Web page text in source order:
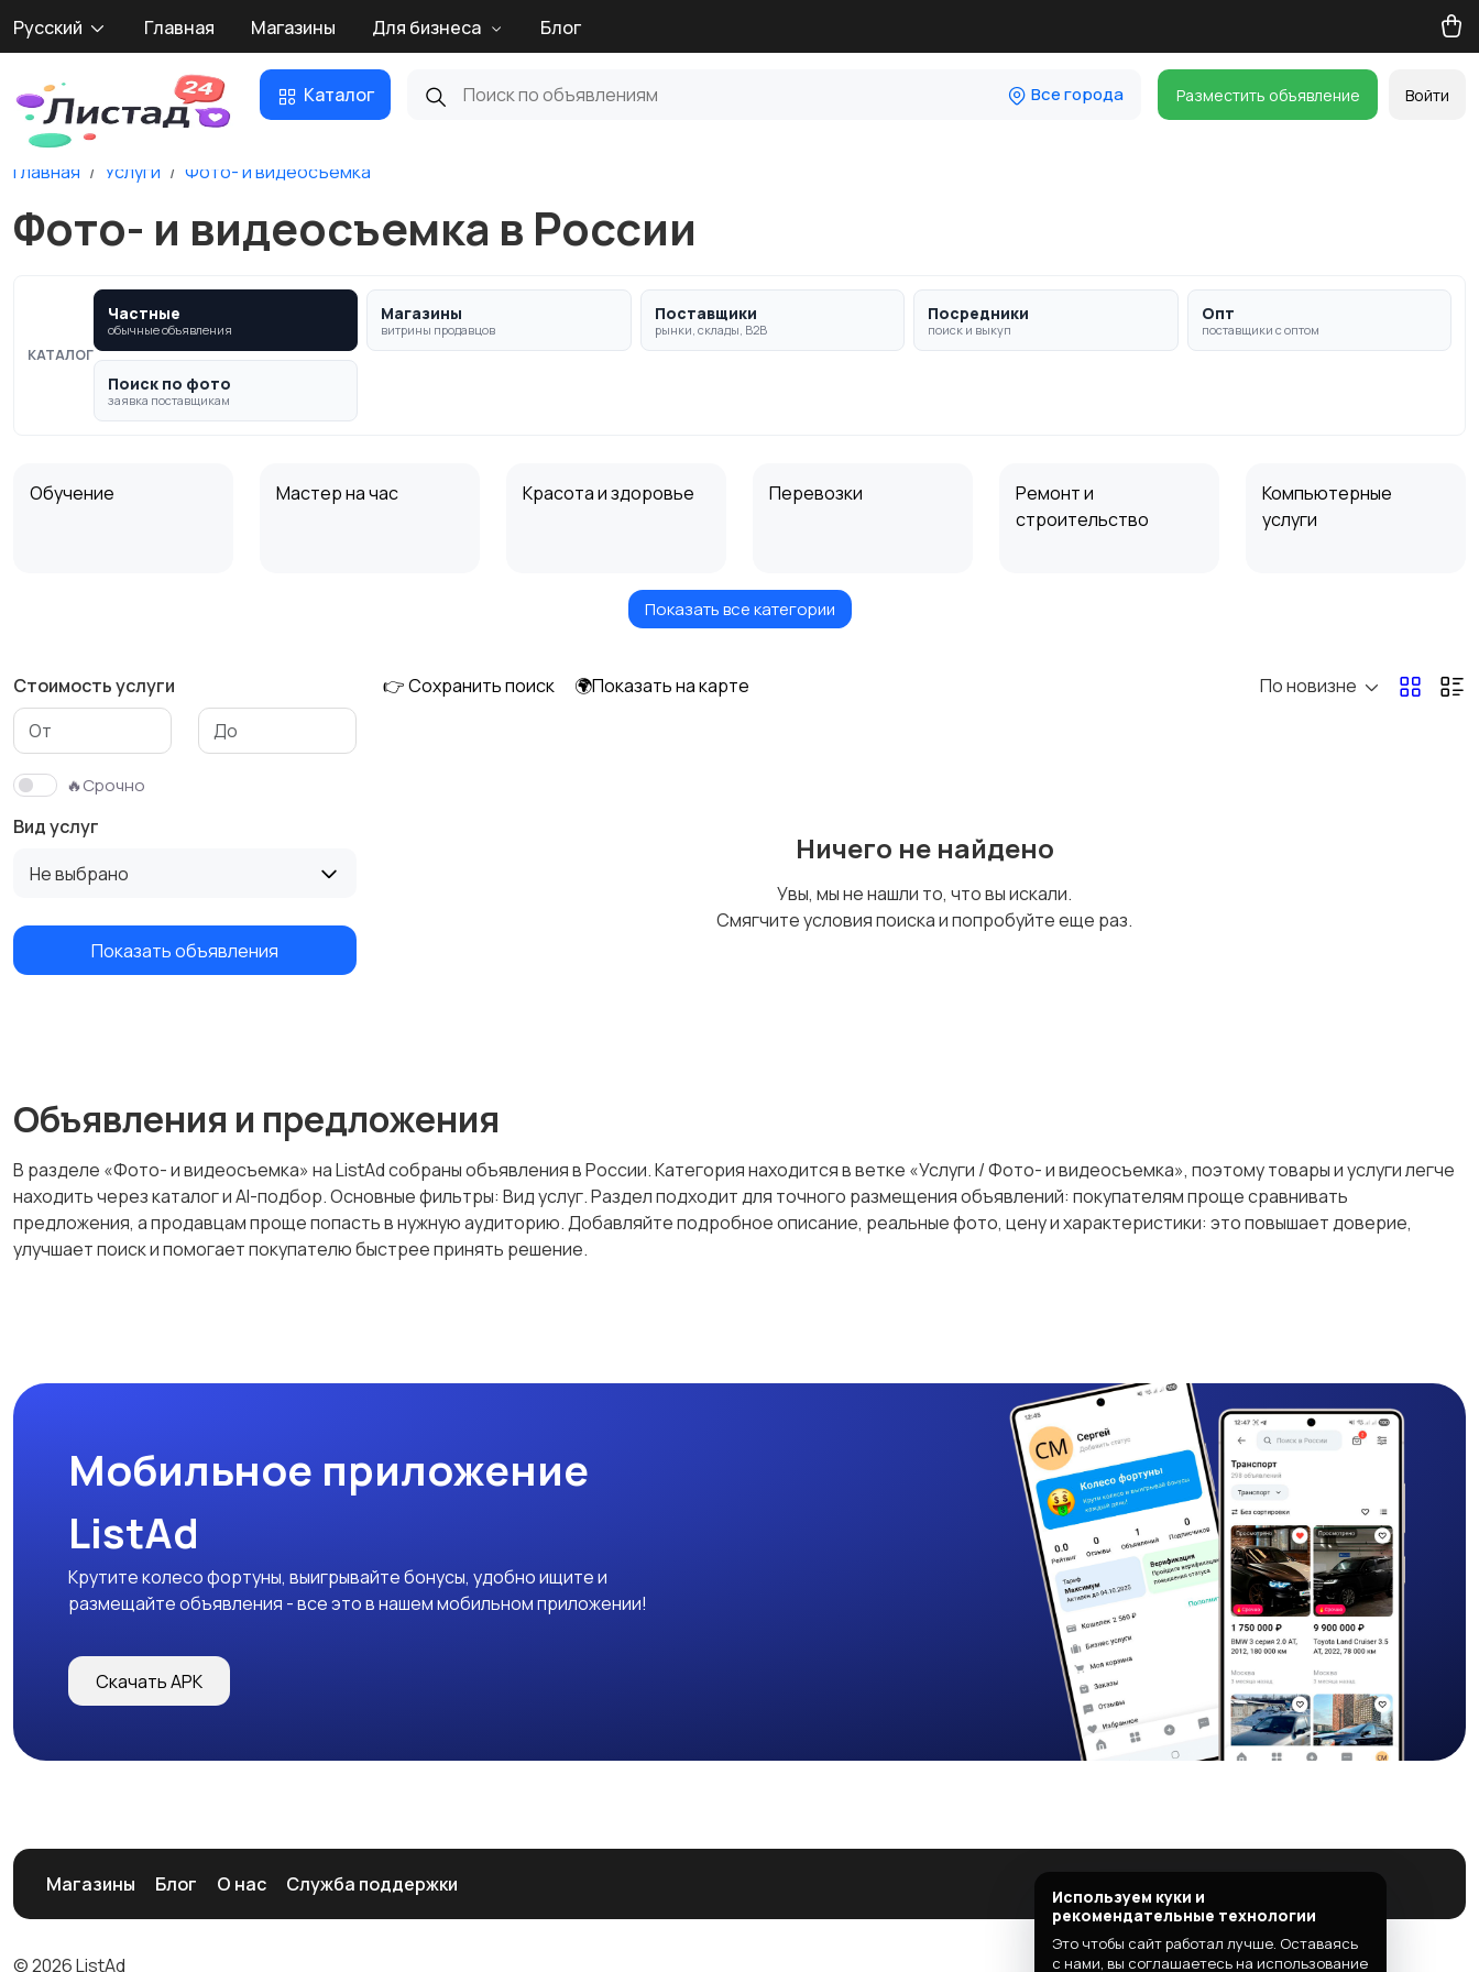
Русский Главная Магазины Для бизнеса Блог
Каталог Все города Разместить объявление Войти
Главная Услуги Фото- и видеосъемка
Фото- и видеосъемка в России
КАТАЛОГ
Частные
обычные объявления
Магазины
витрины продавцов
Поставщики
рынки, склады, B2B
Посредники
поиск и выкуп
Опт
поставщики с оптом
Поиск по фото
заявка поставщикам
Обучение Мастер на час Красота и здоровье Перевозки
Ремонт и
строительство
Компьютерные
услуги
Ремонт техники
Изготовление на
заказ
Продукты питания
Показать все категории
Стоимость услуги
🔥Срочно
Вид услуг
Не выбрано
Показать объявления
👉 Сохранить поиск 🌍Показать на карте По новизне
Ничего не найдено
Увы, мы не нашли то, что вы искали.
Смягчите условия поиска и попробуйте еще раз.
Объявления и предложения
В разделе «Фото- и видеосъемка» на ListAd собраны объявления в России. Категория находится в ветке «Услуги / Фото- и видеосъемка», поэтому товары и услуги легче
находить через каталог и AI-подбор. Основные фильтры: Вид услуг. Раздел подходит для точного размещения объявлений: покупателям проще сравнивать
предложения, а продавцам проще попасть в нужную аудиторию. Добавляйте подробное описание, реальные фото, цену и характеристики: это повышает доверие,
улучшает поиск и помогает покупателю быстрее принять решение.
Мобильное приложение
ListAd
Крутите колесо фортуны, выигрывайте бонусы, удобно ищите и
размещайте объявления - все это в нашем мобильном приложении!
Скачать APK
Магазины Блог О нас Служба поддержки
© 2026 ListAd
Используем куки и
рекомендательные технологии
Это чтобы сайт работал лучше. Оставаясь
с нами, вы соглашаетесь на использование